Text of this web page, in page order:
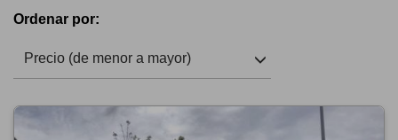
Ordenar por:
Precio (de menor a mayor)
Previous Next